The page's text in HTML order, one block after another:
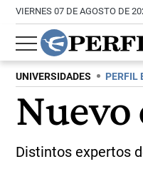
VIERNES 07 DE AGOSTO DE
UNIVERSIDADES PERFIL
Distintos expertos